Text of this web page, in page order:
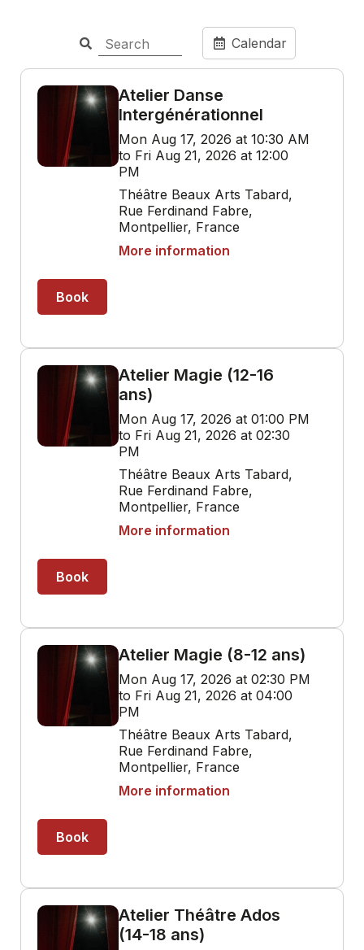
Calendar
Atelier Danse
Intergénérationnel
Mon Aug 17, 2026 at 10:30 AM
to Fri Aug 21, 2026 at 12:00
PM
Théâtre Beaux Arts Tabard,
Rue Ferdinand Fabre,
Montpellier, France
More information
Book
Atelier Magie (12-16
ans)
Mon Aug 17, 2026 at 01:00 PM
to Fri Aug 21, 2026 at 02:30
PM
Théâtre Beaux Arts Tabard,
Rue Ferdinand Fabre,
Montpellier, France
More information
Book
Atelier Magie (8-12 ans)
Mon Aug 17, 2026 at 02:30 PM
to Fri Aug 21, 2026 at 04:00
PM
Théâtre Beaux Arts Tabard,
Rue Ferdinand Fabre,
Montpellier, France
More information
Book
Atelier Théâtre Ados
(14-18 ans)